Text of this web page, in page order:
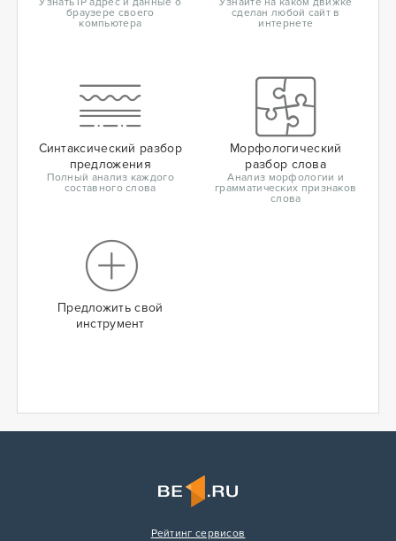
браузере своего
компьютера
сделан любой сайт в
интернете
Синтаксический разбор
предложения
Полный анализ каждого
составного слова
Морфологический
разбор слова
Анализ морфологии и
грамматических признаков
слова
Предложить свой
инструмент
Рейтинг сервисов